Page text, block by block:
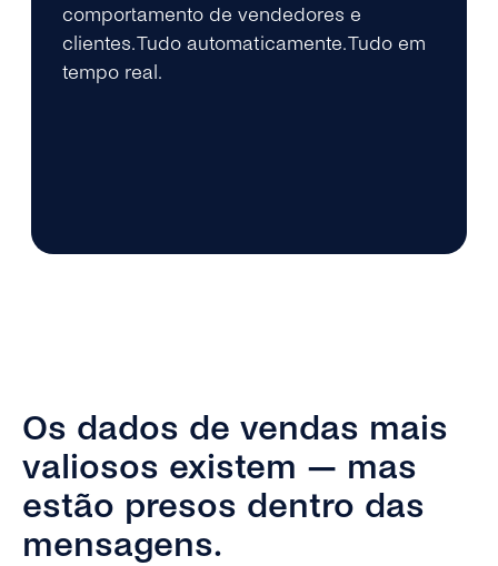
comportamento de vendedores e
clientes. Tudo automaticamente. Tudo em
tempo real.
Os dados de vendas mais
valiosos existem — mas
estão presos dentro das
mensagens.